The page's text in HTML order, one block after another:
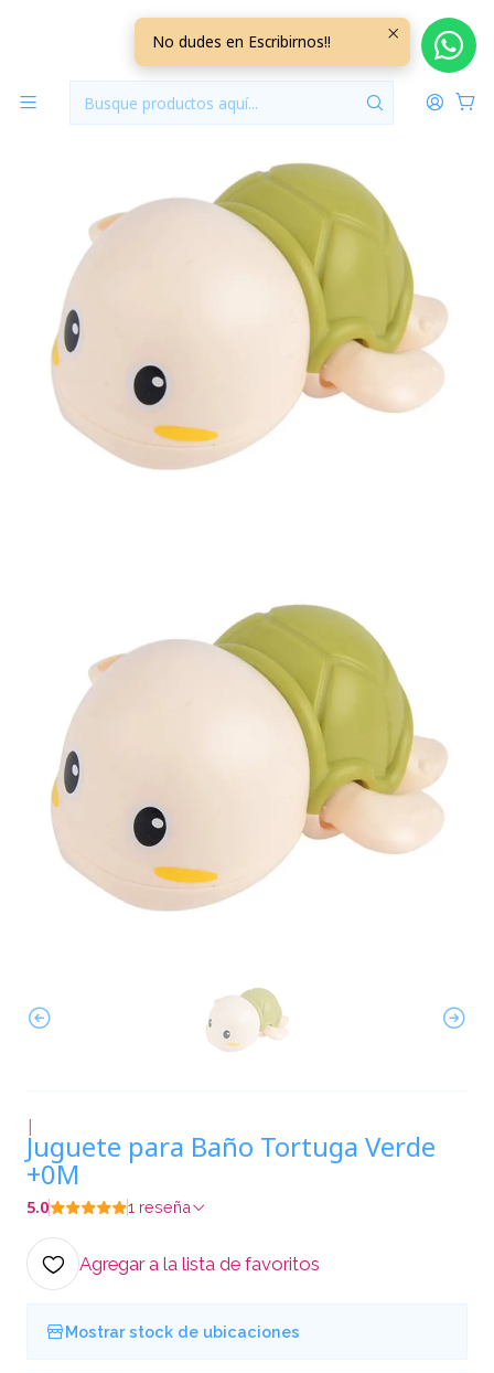
Jugueteria Juguete para Baño Tortuga Verde +0M
|
Juguete para Baño Tortuga Verde
+0M
5.0 1 reseña
Agregar a la lista de favoritos
Mostrar stock de ubicaciones
No dudes en Escribirnos!!